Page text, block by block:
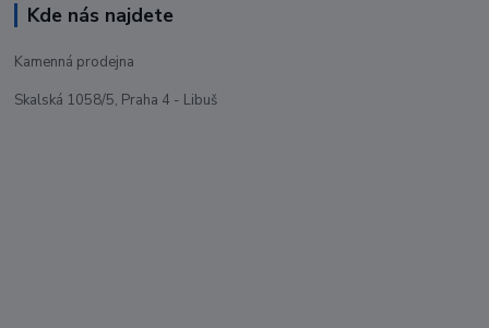
Kde nás najdete
Kamenná prodejna
Skalská 1058/5, Praha 4 - Libuš